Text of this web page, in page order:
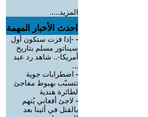
المزيد.....
احدث الأخبار المهمة
- -إذا فزت ستكون أول
سيناتور مسلم بتاريخ
أمريكا-.. شاهد رد عبد
...
- اضطرابات جوية
تتسبّب بهبوط مفاجئ
لطائرة هندية
- لاجئ أفغاني يُتهم
بالقتل في أثينا بعد